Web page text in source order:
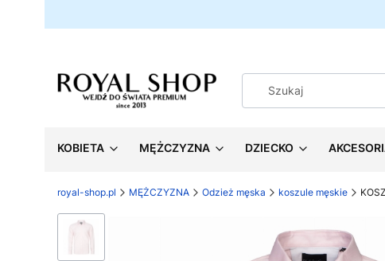
KOBIETA MĘŻCZYZNA DZIECKO
royal-shop.pl MĘŻCZYZNA Odzież męska koszule męskie